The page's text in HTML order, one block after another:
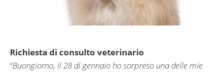
Richiesta di consulto veterinario
“Buongiorno, il 28 di gennaio ho sorpreso una delle mie